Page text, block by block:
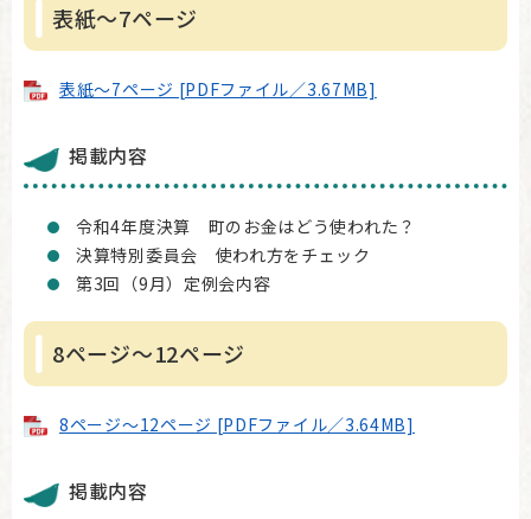
表紙～7ページ
表紙～7ページ [PDFファイル／3.67MB]
掲載内容
令和4年度決算 町のお金はどう使われた？
決算特別委員会 使われ方をチェック
第3回（9月）定例会内容
8ページ～12ページ
8ページ～12ページ [PDFファイル／3.64MB]
掲載内容​